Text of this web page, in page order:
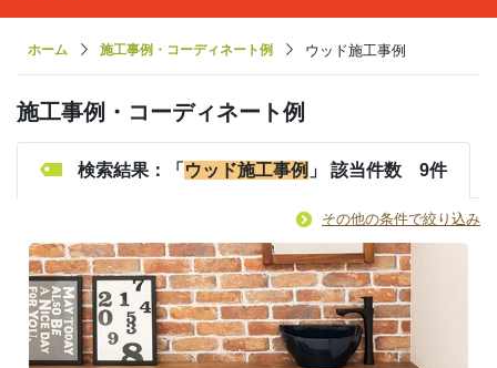
ホーム 施工事例・コーディネート例 ウッド施工事例
施工事例・コーディネート例
検索結果：「 ウッド施工事例 」 該当件数 9件
その他の条件で絞り込み